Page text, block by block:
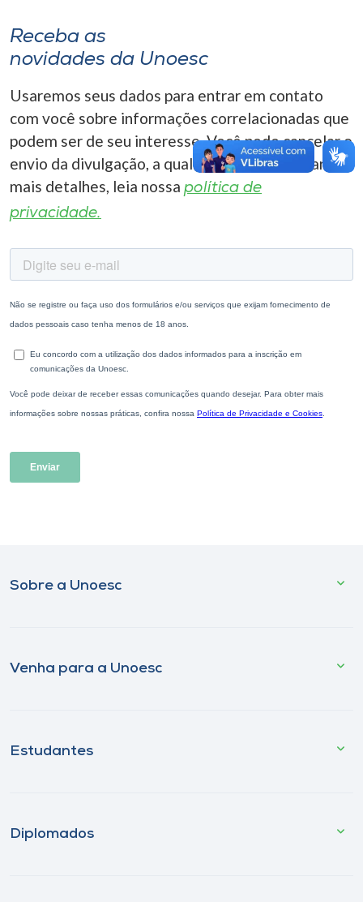
A-
Receba as
novidades da Unoesc
Usaremos seus dados para entrar em contato
com você sobre informações correlacionadas que
podem ser de seu interesse. Você pode cancelar o
envio da divulgação, a qualquer momento. Para
mais detalhes, leia nossa política de
privacidade.
Sobre a Unoesc
Venha para a Unoesc
Estudantes
Diplomados